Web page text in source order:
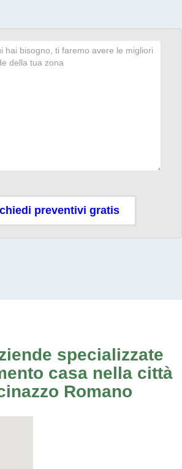
preventivi gratis
specializzate
casa nella città
Romano